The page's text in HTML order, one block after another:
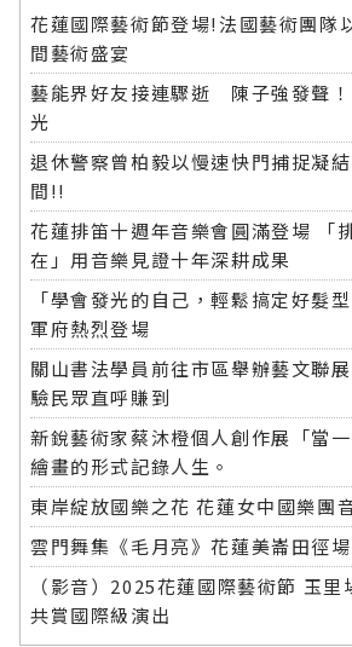
花蓮國際藝術節登場!法國藝術團隊
間藝術盛宴
藝能界好友接連驟逝 陳子強發聲
光
退休警察曾柏毅以慢速快門捕捉凝
間!!
花蓮排笛十週年音樂會圓滿登場 「
在」用音樂見證十年深耕成果
「學會發光的自己，輕鬆搞定好髮
軍府熱烈登場
關山書法學員前往市區舉辦藝文聯
驗民眾直呼賺到
新銳藝術家蔡沐橙個人創作展「當
繪畫的形式記錄人生。
東岸綻放國樂之花 花蓮女中國樂團
雲門舞集《毛月亮》花蓮美崙田徑
（影音）2025花蓮國際藝術節 玉里
共賞國際級演出